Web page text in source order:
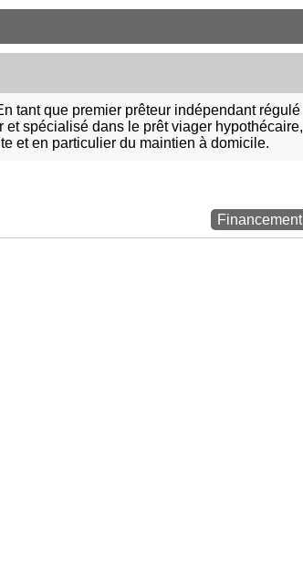
tant que premier prêteur indépendant régulé
spécialisé dans le prêt viager hypothécaire,
et en particulier du maintien à domicile.
Financement